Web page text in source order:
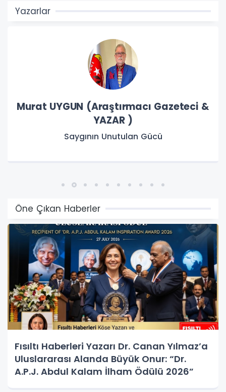
Yazarlar
Zeki BAŞTÜRK (Emekli Milli Eğitim
Müdürü)
ŞARKI SÖYLEMEYEN HALK HASTADIR.
Öne Çıkan Haberler
Fısıltı Haberleri Yazarı Dr. Canan Yılmaz’a
Uluslararası Alanda Büyük Onur: “Dr.
A.P.J. Abdul Kalam İlham Ödülü 2026”